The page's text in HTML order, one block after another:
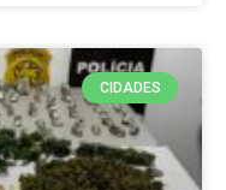
CIDADES